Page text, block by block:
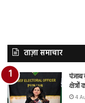
ताज़ा समाचार
पंजाब
4